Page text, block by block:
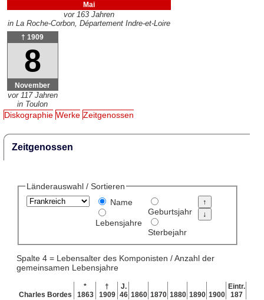
Mai
vor 163 Jahren
in La Roche-Corbon, Département Indre-et-Loire
† 1909
8
November
vor 117 Jahren
in Toulon
Diskographie Werke Zeitgenossen
Zeitgenossen
Länderauswahl / Sortieren
Name
Lebensjahre
Geburtsjahr
Sterbejahr
Spalte 4 = Lebensalter des Komponisten / Anzahl der
gemeinsamen Lebensjahre
Charles Bordes
*
1863
†
1909
J.
46 1860 1870 1880 1890 1900
Eintr.
187